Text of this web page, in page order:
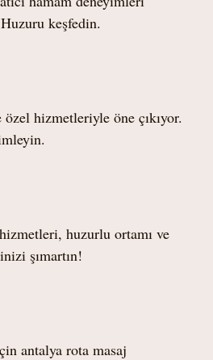
keşfedin.
hizmetleriyle öne çıkıyor.
huzurlu ortamı ve
şımartın!
antalya rota masaj